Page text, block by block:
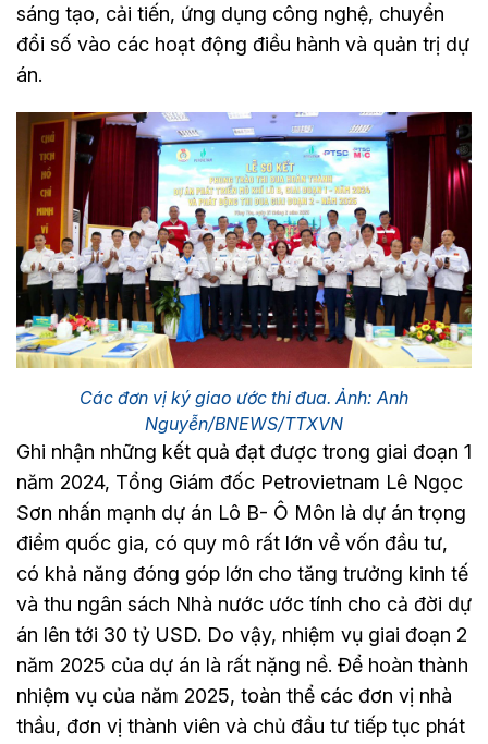
sáng tạo, cải tiến, ứng dụng công nghệ, chuyển
đổi số vào các hoạt động điều hành và quản trị dự
án.
Các đơn vị ký giao ước thi đua. Ảnh: Anh
Nguyễn/BNEWS/TTXVN
Ghi nhận những kết quả đạt được trong giai đoạn 1
năm 2024, Tổng Giám đốc Petrovietnam Lê Ngọc
Sơn nhấn mạnh dự án Lô B- Ô Môn là dự án trọng
điểm quốc gia, có quy mô rất lớn về vốn đầu tư,
có khả năng đóng góp lớn cho tăng trưởng kinh tế
và thu ngân sách Nhà nước ước tính cho cả đời dự
án lên tới 30 tỷ USD. Do vậy, nhiệm vụ giai đoạn 2
năm 2025 của dự án là rất nặng nề. Để hoàn thành
nhiệm vụ của năm 2025, toàn thể các đơn vị nhà
thầu, đơn vị thành viên và chủ đầu tư tiếp tục phát